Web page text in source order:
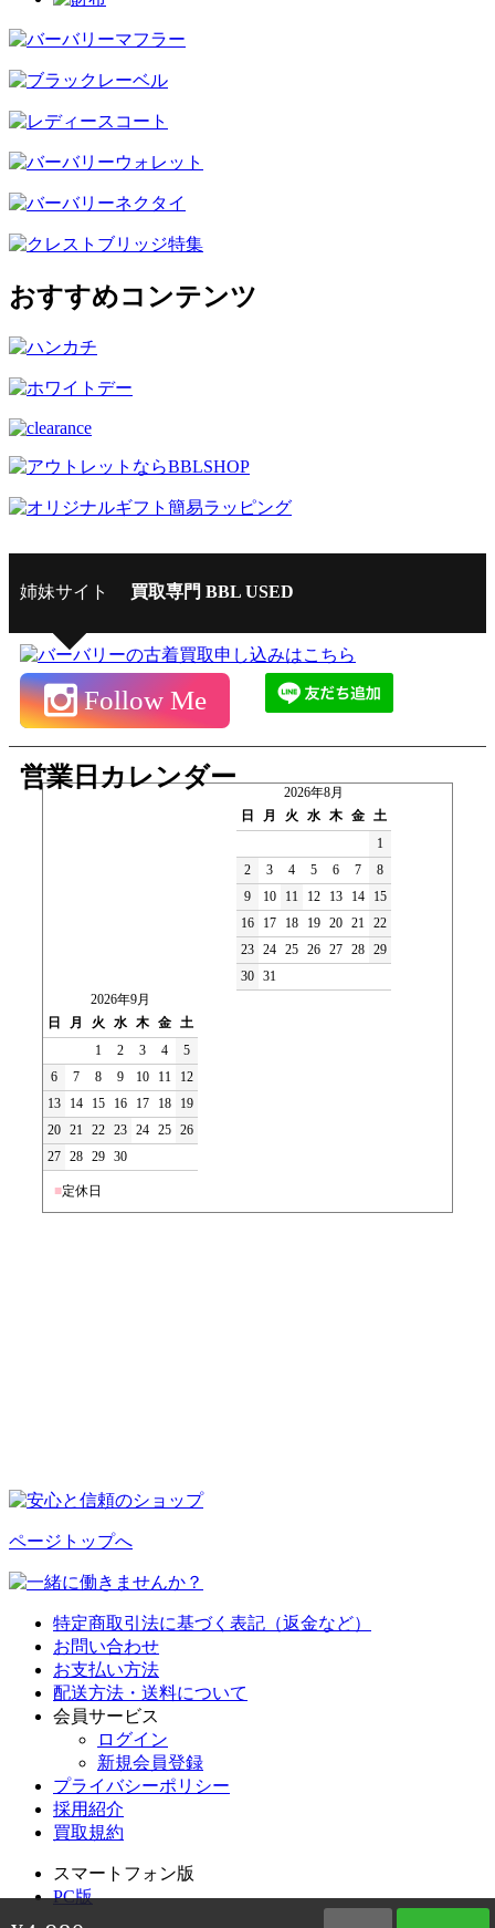
おすすめコンテンツ
姉妹サイト 買取専門 BBL USED
Follow Me
営業日カレンダー
2026年8月
日
月 火 水 木 金 土
1
2
3 4 5 6 7
8
9
10 11 12 13 14
15
16
17 18 19 20 21 22
23 24 25 26 27 28 29
30 31
2026年9月
日
月 火 水 木 金 土
1
2 3 4
5
6
7 8 9 10 11
12
13
14 15 16 17 18
19
20 21 22 23 24 25 26
27 28 29 30
■定休日
ページトップへ
特定商取引法に基づく表記（返金など）
お問い合わせ
お支払い方法
配送方法・送料について
会員サービス
ログイン
新規会員登録
プライバシーポリシー
採用紹介
買取規約
スマートフォン版
PC版